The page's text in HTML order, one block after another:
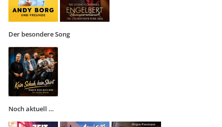
Der besondere Song
Noch aktuell …